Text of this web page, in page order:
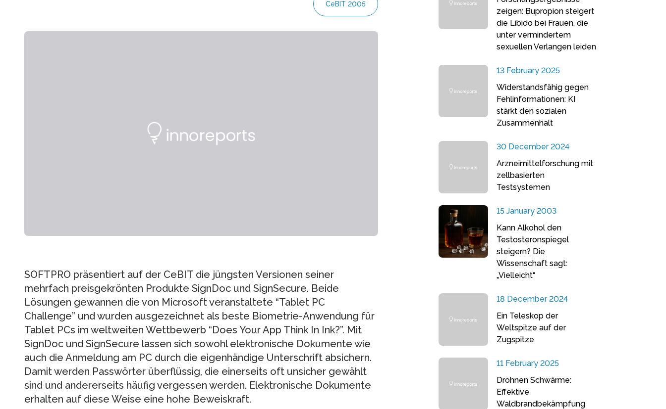
CeBIT 2005
SOFTPRO präsentiert auf der CeBIT die jüngsten Versionen seiner
mehrfach preisgekrönten Produkte SignDoc und SignSecure. Beide
Lösungen gewannen die von Microsoft veranstaltete “Tablet PC
Challenge” und wurden ausgezeichnet als beste Biometrie-Anwendung für
Tablet PCs im weltweiten Wettbewerb “Does Your App Think In Ink?”. Mit
SignDoc und SignSecure lassen sich sowohl elektronische Dokumente wie
auch die Anmeldung am PC durch die eigenhändige Unterschrift absichern.
Damit werden Passwörter überflüssig, die einerseits oft unsicher gewählt
sind und andererseits häufig vergessen werden. Elektronische Dokumente
erhalten auf diese Weise eine hohe Beweiskraft.
zeigen: Bupropion steigert
die Libido bei Frauen, die
unter vermindertem
sexuellen Verlangen leiden
13 February 2025
Widerstandsfähig gegen
Fehlinformationen: KI
stärkt den sozialen
Zusammenhalt
30 December 2024
Arzneimittelforschung mit
zellbasierten
Testsystemen
15 January 2003
Kann Alkohol den
Testosteronspiegel
steigern? Die
Wissenschaft sagt:
„Vielleicht“
18 December 2024
Ein Teleskop der
Weltspitze auf der
Zugspitze
11 February 2025
Drohnen Schwärme:
Effektive
Waldbrandbekämpfung